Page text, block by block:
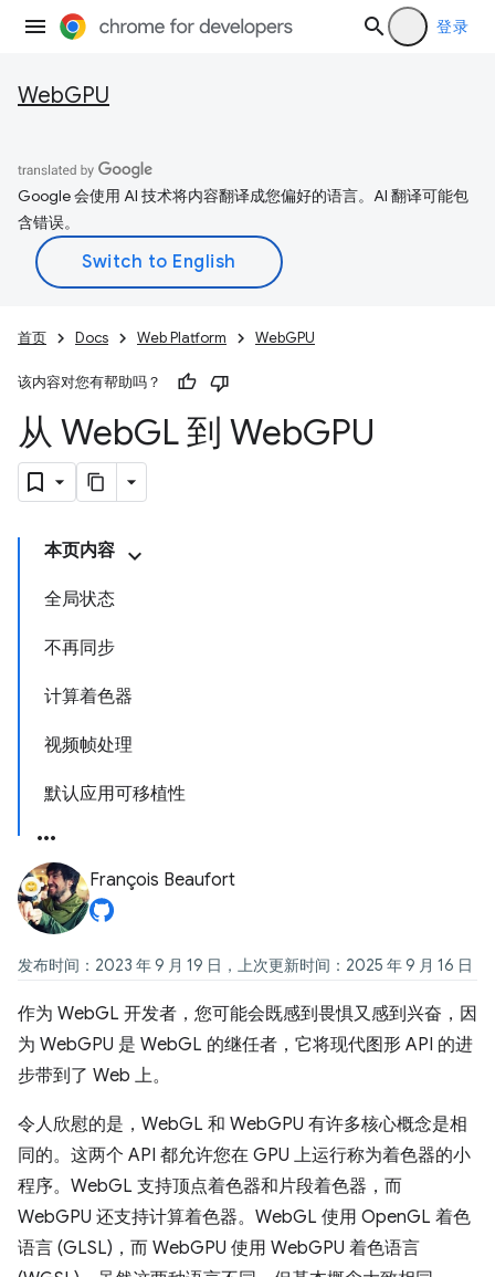
登录
WebGPU
Google 会使用 AI 技术将内容翻译成您偏好的语言。AI 翻译可能包
含错误。
首页 Docs Web Platform WebGPU
该内容对您有帮助吗？
从 WebGL 到 WebGPU
本页内容
全局状态
不再同步
计算着色器
视频帧处理
默认应用可移植性
François Beaufort
发布时间：2023 年 9 月 19 日，上次更新时间：2025 年 9 月 16 日
作为 WebGL 开发者，您可能会既感到畏惧又感到兴奋，因
为 WebGPU 是 WebGL 的继任者，它将现代图形 API 的进
步带到了 Web 上。
令人欣慰的是，WebGL 和 WebGPU 有许多核心概念是相
同的。这两个 API 都允许您在 GPU 上运行称为着色器的小
程序。WebGL 支持顶点着色器和片段着色器，而
WebGPU 还支持计算着色器。WebGL 使用 OpenGL 着色
语言 (GLSL)，而 WebGPU 使用 WebGPU 着色语言